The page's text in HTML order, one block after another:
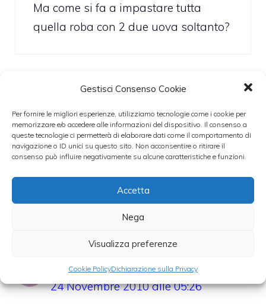
Gestisci Consenso Cookie
Per fornire le migliori esperienze, utilizziamo tecnologie come i cookie per
memorizzare e/o accedere alle informazioni del dispositivo. Il consenso a
queste tecnologie ci permetterà di elaborare dati come il comportamento di
navigazione o ID unici su questo sito. Non acconsentire o ritirare il
consenso può influire negativamente su alcune caratteristiche e funzioni.
Accetta
Nega
Visualizza preferenze
Cookie PolicyDichiarazione sulla Privacy
Ma come si fa a impastare tutta
quella roba con 2 due uova soltanto?
29 Ottobre 2010 alle 10:39
non è proprio possibile impastare
tutto con 2 sole uova
isabella
24 Novembre 2010 alle 05:26